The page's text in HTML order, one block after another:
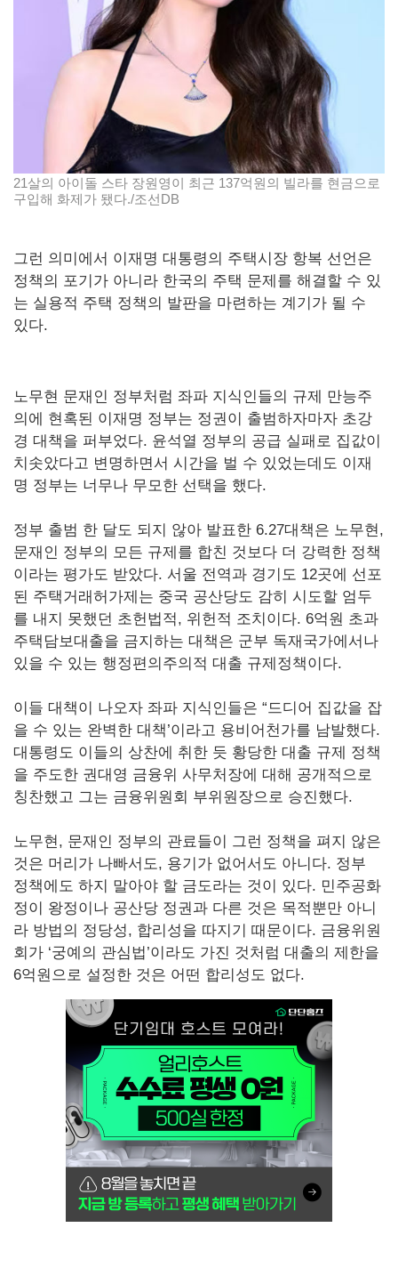
21살의 아이돌 스타 장원영이 최근 137억원의 빌라를 현금으로
구입해 화제가 됐다./조선DB
그런 의미에서 이재명 대통령의 주택시장 항복 선언은
정책의 포기가 아니라 한국의 주택 문제를 해결할 수 있
는 실용적 주택 정책의 발판을 마련하는 계기가 될 수
있다.
노무현 문재인 정부처럼 좌파 지식인들의 규제 만능주
의에 현혹된 이재명 정부는 정권이 출범하자마자 초강
경 대책을 퍼부었다. 윤석열 정부의 공급 실패로 집값이
치솟았다고 변명하면서 시간을 벌 수 있었는데도 이재
명 정부는 너무나 무모한 선택을 했다.
정부 출범 한 달도 되지 않아 발표한 6.27대책은 노무현,
문재인 정부의 모든 규제를 합친 것보다 더 강력한 정책
이라는 평가도 받았다. 서울 전역과 경기도 12곳에 선포
된 주택거래허가제는 중국 공산당도 감히 시도할 엄두
를 내지 못했던 초헌법적, 위헌적 조치이다. 6억원 초과
주택담보대출을 금지하는 대책은 군부 독재국가에서나
있을 수 있는 행정편의주의적 대출 규제정책이다.
이들 대책이 나오자 좌파 지식인들은 “드디어 집값을 잡
을 수 있는 완벽한 대책’이라고 용비어천가를 남발했다.
대통령도 이들의 상찬에 취한 듯 황당한 대출 규제 정책
을 주도한 권대영 금융위 사무처장에 대해 공개적으로
칭찬했고 그는 금융위원회 부위원장으로 승진했다.
노무현, 문재인 정부의 관료들이 그런 정책을 펴지 않은
것은 머리가 나빠서도, 용기가 없어서도 아니다. 정부
정책에도 하지 말아야 할 금도라는 것이 있다. 민주공화
정이 왕정이나 공산당 정권과 다른 것은 목적뿐만 아니
라 방법의 정당성, 합리성을 따지기 때문이다. 금융위원
회가 ‘궁예의 관심법’이라도 가진 것처럼 대출의 제한을
6억원으로 설정한 것은 어떤 합리성도 없다.